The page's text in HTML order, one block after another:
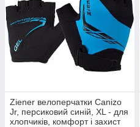
Ziener велоперчатки Canizo
Jr, персиковий синій, XL - для
хлопчиків, комфорт і захист